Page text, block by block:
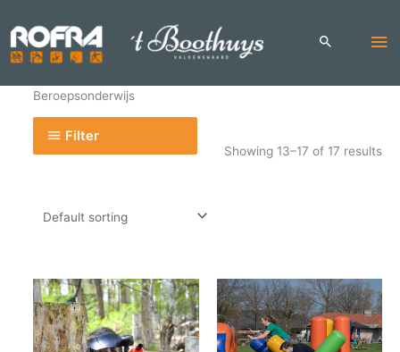
content
Beroepsonderwijs
Filter
Showing 13–17 of 17 results